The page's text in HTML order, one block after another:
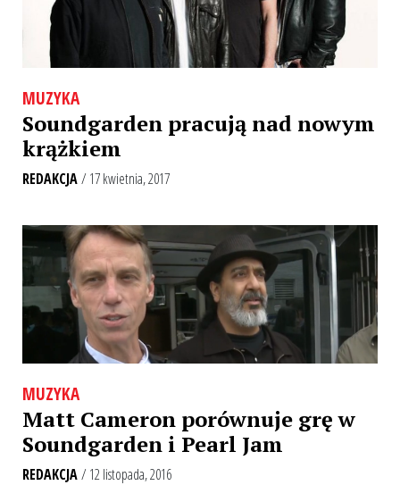
MUZYKA
Soundgarden pracują nad nowym
krążkiem
REDAKCJA/ 17 kwietnia, 2017
MUZYKA
Matt Cameron porównuje grę w
Soundgarden i Pearl Jam
REDAKCJA/ 12 listopada, 2016